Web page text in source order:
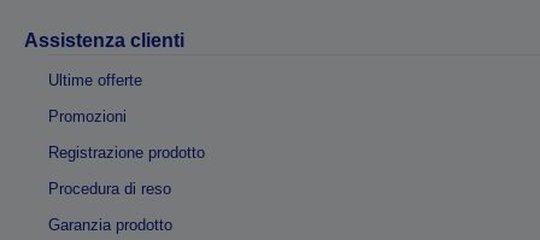
Assistenza clienti
Ultime offerte
Promozioni
Registrazione prodotto
Procedura di reso
Garanzia prodotto